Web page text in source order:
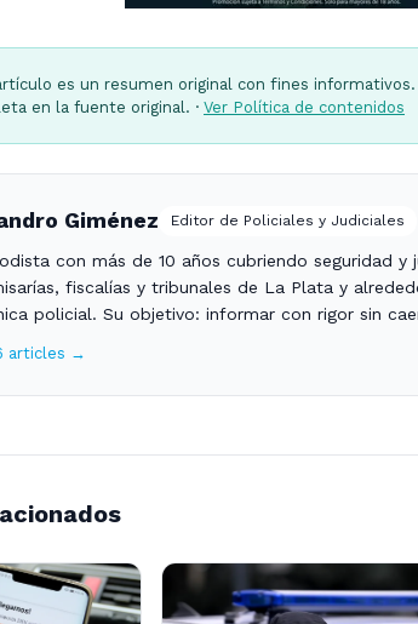
es un resumen original con fines
en la fuente original. · Ver Política de contenidos
Giménez Editor de Policiales y Judiciales
con más de 10 años cubriendo seguridad y
fiscalías y tribunales de La Plata y
policial. Su objetivo: informar con rigor sin
articles →